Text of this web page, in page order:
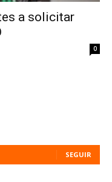
a solicitar
0
SEGUIR